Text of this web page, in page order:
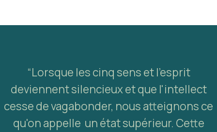
“Lorsque les cinq sens et l'esprit
deviennent silencieux et que l'intellect
cesse de vagabonder, nous atteignons ce
qu'on appelle un état supérieur. Cette